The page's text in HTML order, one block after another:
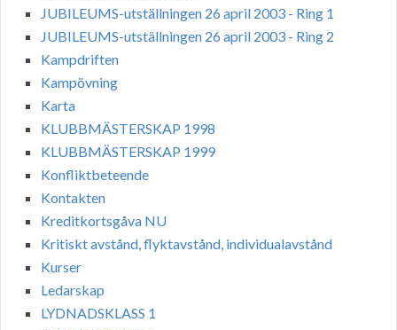
JUBILEUMS-utställningen 26 april 2003 - Ring 1
JUBILEUMS-utställningen 26 april 2003 - Ring 2
Kampdriften
Kampövning
Karta
KLUBBMÄSTERSKAP 1998
KLUBBMÄSTERSKAP 1999
Konfliktbeteende
Kontakten
Kreditkortsgåva NU
Kritiskt avstånd, flyktavstånd, individualavstånd
Kurser
Ledarskap
LYDNADSKLASS 1